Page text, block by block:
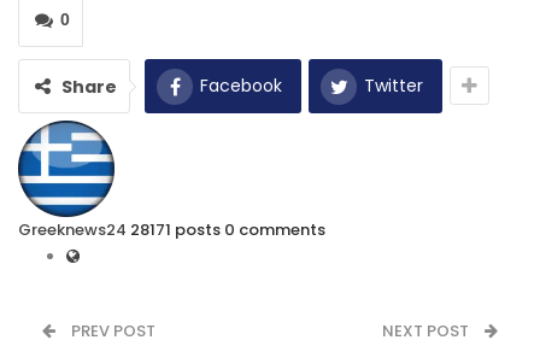
0
Share Facebook Twitter
Greeknews24 28171 posts 0 comments
PREV POST NEXT POST